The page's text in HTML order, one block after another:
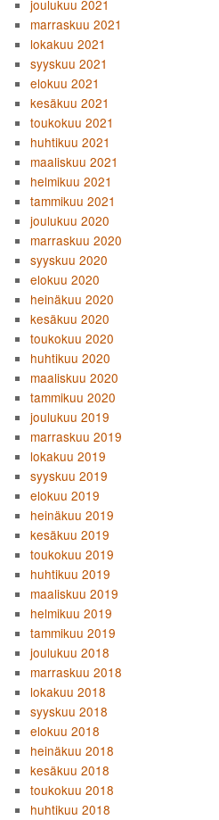
joulukuu 2021
marraskuu 2021
lokakuu 2021
syyskuu 2021
elokuu 2021
kesäkuu 2021
toukokuu 2021
huhtikuu 2021
maaliskuu 2021
helmikuu 2021
tammikuu 2021
joulukuu 2020
marraskuu 2020
syyskuu 2020
elokuu 2020
heinäkuu 2020
kesäkuu 2020
toukokuu 2020
huhtikuu 2020
maaliskuu 2020
tammikuu 2020
joulukuu 2019
marraskuu 2019
lokakuu 2019
syyskuu 2019
elokuu 2019
heinäkuu 2019
kesäkuu 2019
toukokuu 2019
huhtikuu 2019
maaliskuu 2019
helmikuu 2019
tammikuu 2019
joulukuu 2018
marraskuu 2018
lokakuu 2018
syyskuu 2018
elokuu 2018
heinäkuu 2018
kesäkuu 2018
toukokuu 2018
huhtikuu 2018